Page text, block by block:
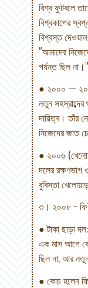
বিশ্ব ফুটবলে
বিশ্বকাপের
বিশ্বস্ত
"আমাদের
পর্যন্ত ছিল না।"
● ২০০০ —
নতুন
দায়িত্ব। তাঁর
নিজেদের জাত
● ২০০৬
দলের রক্ষণভাগ
বুবিস্তা
৩। ২০০৮ -
● টাকা ছাড়া
এক মাস আগে
ছিল না, আর
● কোচ হলেন